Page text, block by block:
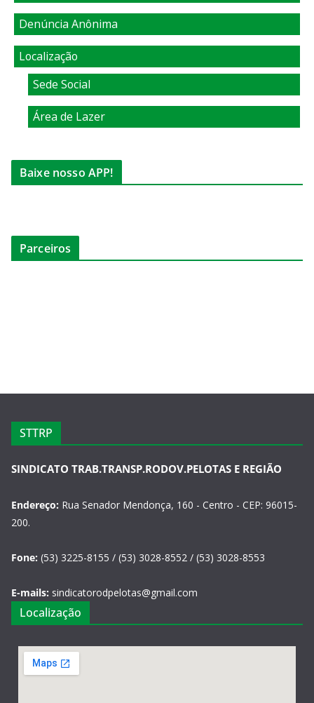
Denúncia Anônima
Localização
Sede Social
Área de Lazer
Baixe nosso APP!
Parceiros
STTRP
SINDICATO TRAB.TRANSP.RODOV.PELOTAS E REGIÃO
Endereço: Rua Senador Mendonça, 160 - Centro - CEP: 96015-
200.
Fone: (53) 3225-8155 / (53) 3028-8552 / (53) 3028-8553
E-mails: sindicatorodpelotas@gmail.com
Localização